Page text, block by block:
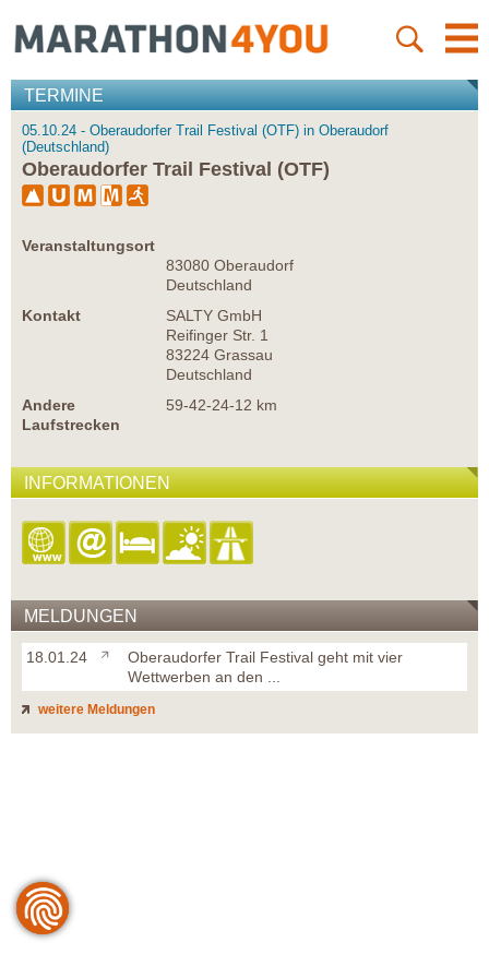
TERMINE
05.10.24 - Oberaudorfer Trail Festival (OTF) in Oberaudorf
(Deutschland)
Oberaudorfer Trail Festival (OTF)
Veranstaltungsort
83080 Oberaudorf
Deutschland
Kontakt
SALTY GmbH
Reifinger Str. 1
83224 Grassau
Deutschland
Andere
Laufstrecken
59-42-24-12 km
INFORMATIONEN
MELDUNGEN
18.01.24
Oberaudorfer Trail Festival geht mit vier
Wettwerben an den ...
weitere Meldungen